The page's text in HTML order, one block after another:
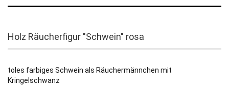
Holz Räucherfigur "Schwein" rosa
toles farbiges Schwein als Räuchermännchen mit
Kringelschwanz